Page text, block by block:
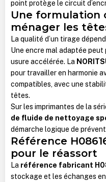
point protège le circuit
Une formulation
ménager les
La qualité d’un tirage
Une encre mal adaptée peut
usure accélérée. La
pour travailler en harmonie
compatibles, avec une
têtes.
Sur les imprimantes de la
de fluide de nettoyage
démarche logique de
Référence
pour le réassort
La référence fabricant
stockage et les échanges